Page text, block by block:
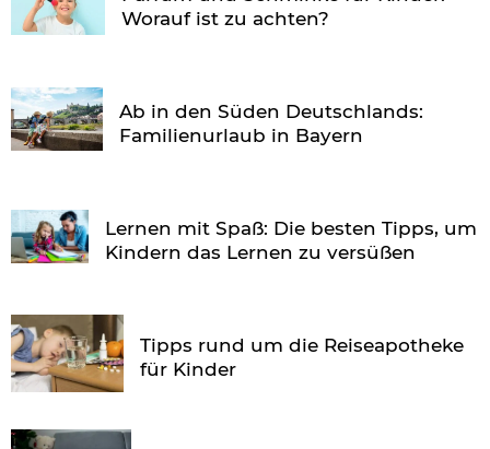
Worauf ist zu achten?
Ab in den Süden Deutschlands:
Familienurlaub in Bayern
Lernen mit Spaß: Die besten Tipps, um
Kindern das Lernen zu versüßen
Tipps rund um die Reiseapotheke
für Kinder